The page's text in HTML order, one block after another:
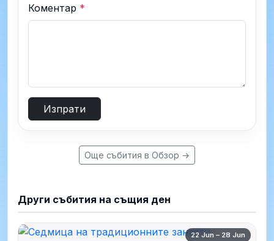
Коментар *
Изпрати
Още събития в Обзор →
Други събития на същия ден
22 Jun – 28 Jun